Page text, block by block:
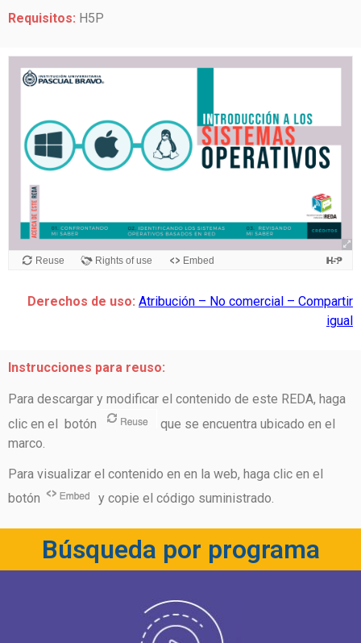
Requisitos: H5P
Derechos de uso: Atribución – No comercial – Compartir
igual
Instrucciones para reuso:
Para descargar y modificar el contenido de este REDA, haga
clic en el botón
que se encuentra ubicado en el
marco.
Para visualizar el contenido en en la web, haga clic en el
botón
y copie el código suministrado.
Búsqueda por programa